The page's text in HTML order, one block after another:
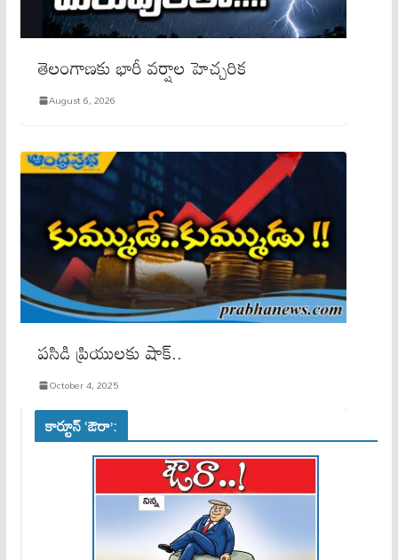
తెలంగాణకు భారీ వర్షాల హెచ్చరిక
August 6, 2026
పసిడి ప్రియులకు షాక్..
October 4, 2025
కార్టూన్ ‘ఔరా’: